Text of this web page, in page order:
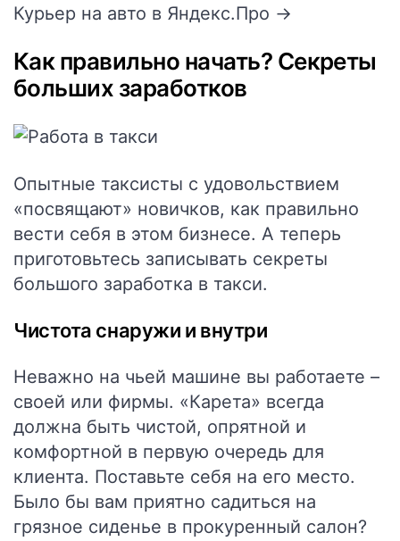
Курьер на авто в Яндекс.Про →
Как правильно начать? Секреты
больших заработков
Опытные таксисты с удовольствием
«посвящают» новичков, как правильно
вести себя в этом бизнесе. А теперь
приготовьтесь записывать секреты
большого заработка в такси.
Чистота снаружи и внутри
Неважно на чьей машине вы работаете –
своей или фирмы. «Карета» всегда
должна быть чистой, опрятной и
комфортной в первую очередь для
клиента. Поставьте себя на его место.
Было бы вам приятно садиться на
грязное сиденье в прокуренный салон?